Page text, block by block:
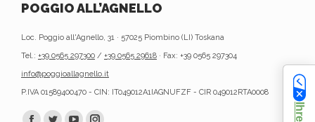
POGGIO ALL’AGNELLO
Loc. Poggio all'Agnello, 31 · 57025 Piombino (LI) Toskana
Tel.: +39 0565 297300 / +39 0565 29618 · Fax: +39 0565 297304
info@poggioallagnello.it
P.IVA 01589400470 - CIN: IT049012A1IAGNUFZF - CIR 049012RTA0008
Finden Sie uns auf: